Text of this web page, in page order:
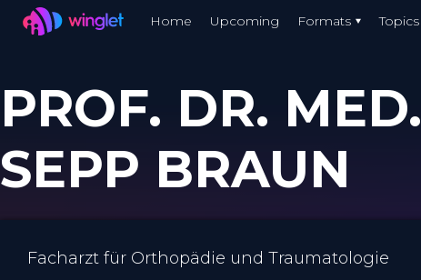
main
content
Winglet Home Upcoming Formats Topics
PROF. DR. MED.
SEPP BRAUN
Facharzt für Orthopädie und Traumatologie